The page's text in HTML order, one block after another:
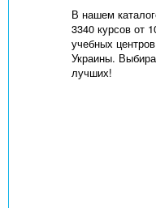
В нашем
3340 курсов от
учебных центров
Украины.
лучших!